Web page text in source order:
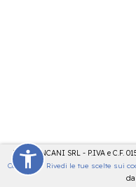
LDT - PANCANI SRL - P.IVA e C.F.
Cookies
- Rivedi le tue scelte sui
da